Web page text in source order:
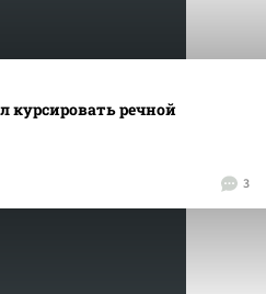
курсировать речной
3